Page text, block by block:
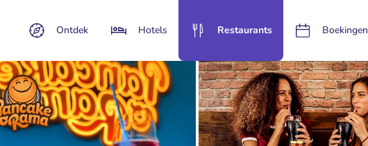
Ontdek Hotels Restaurants Boekingen